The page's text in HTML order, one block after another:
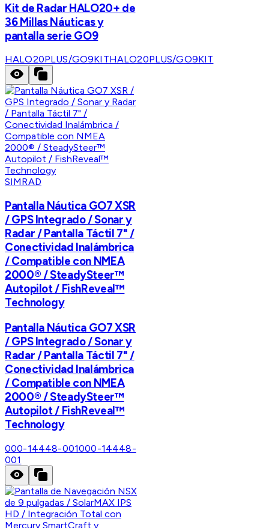
Kit de Radar HALO20+ de
36 Millas Náuticas y
pantalla serie GO9
HALO20PLUS/GO9KITHALO20PLUS/GO9KIT
SIMRAD
Pantalla Náutica GO7 XSR
/ GPS Integrado / Sonar y
Radar / Pantalla Táctil 7" /
Conectividad Inalámbrica
/ Compatible con NMEA
2000® / SteadySteer™
Autopilot / FishReveal™
Technology
Pantalla Náutica GO7 XSR
/ GPS Integrado / Sonar y
Radar / Pantalla Táctil 7" /
Conectividad Inalámbrica
/ Compatible con NMEA
2000® / SteadySteer™
Autopilot / FishReveal™
Technology
000-14448-001000-14448-
001